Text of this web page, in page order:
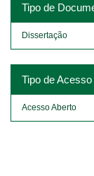
Tipo de
Dissertação
Tipo de Acesso
Acesso Aberto